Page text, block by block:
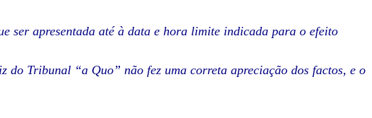
ser apresentada até à data e hora limite indicada para o efeito
do Tribunal “a Quo” não fez uma correta apreciação dos factos, e o